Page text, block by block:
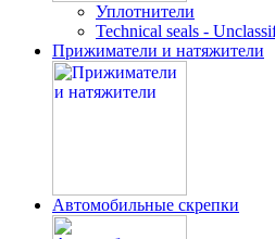
Уплотнители
Technical seals -
Прижиматели и натяжители
Автомобильные скрепки